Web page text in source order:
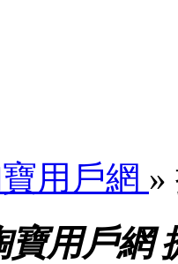
用戶網 »
寶用戶網